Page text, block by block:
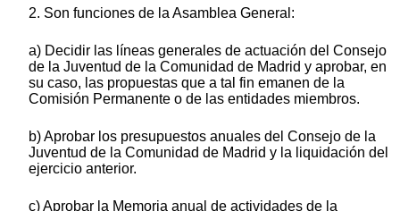
2. Son funciones de la Asamblea General:
a) Decidir las líneas generales de actuación del Consejo
de la Juventud de la Comunidad de Madrid y aprobar, en
su caso, las propuestas que a tal fin emanen de la
Comisión Permanente o de las entidades miembros.
b) Aprobar los presupuestos anuales del Consejo de la
Juventud de la Comunidad de Madrid y la liquidación del
ejercicio anterior.
c) Aprobar la Memoria anual de actividades de la